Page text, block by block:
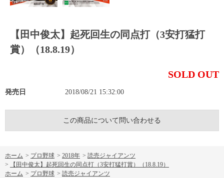
【田中俊太】起死回生の同点打（3安打猛打
賞）（18.8.19）
SOLD OUT
発売日 2018/08/21 15:32:00
この商品について問い合わせる
ホーム > プロ野球 > 2018年 > 読売ジャイアンツ
>
【田中俊太】起死回生の同点打（3安打猛打賞）（18.8.19）
ホーム > プロ野球 > 読売ジャイアンツ